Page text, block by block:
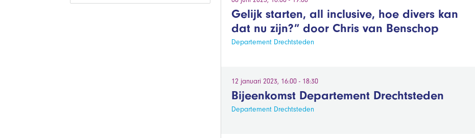
Gelijk starten, all inclusive, hoe divers kan
dat nu zijn?” door Chris van Benschop
Departement Drechtsteden
12 januari 2023, 16:00 - 18:30
Bijeenkomst Departement Drechtsteden
Departement Drechtsteden